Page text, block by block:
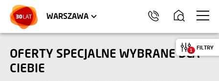
WARSZAWA
HEL
OFERTY SPECJALNE WYBRANE DLA
CIEBIE
1 FILTRY